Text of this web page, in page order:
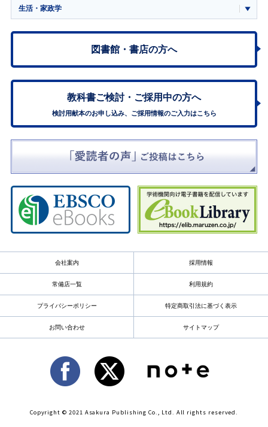
生活・家政学
図書館・書店の方へ
教科書ご検討・ ご採用中の方へ
検討用献本のお申し込み、ご採用情報のご入力はこちら
会社案内 採用情報
常備店一覧 利用規約
プライバシーポリシー 特定商取引法に基づく表示
お問い合わせ サイトマップ
Copyright © 2021 Asakura Publishing Co., Ltd. All rights reserved.